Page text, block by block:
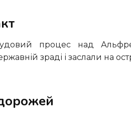
зраді і заслали на